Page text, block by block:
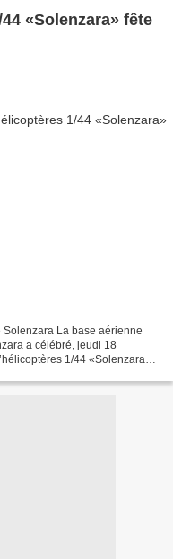
«Solenzara» fête
La base aérienne
a célébré, jeudi 18
1/44 «Solenzara».